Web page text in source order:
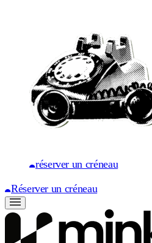
réserver un créneau
Réserver un créneau